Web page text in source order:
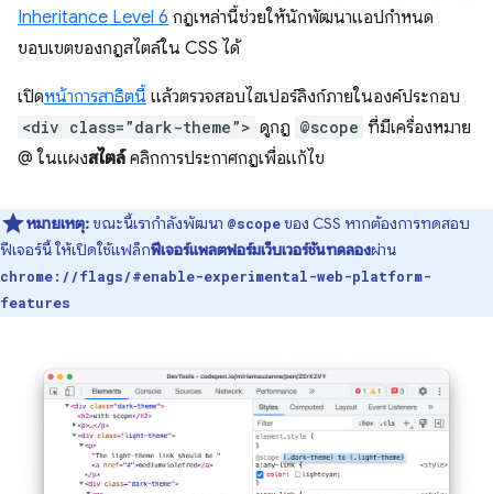
Inheritance Level 6 กฎเหล่านี้ช่วยให้นักพัฒนาแอปกำหนด
ขอบเขตของกฎสไตล์ใน CSS ได้
เปิดหน้าการสาธิตนี้ แล้วตรวจสอบไฮเปอร์ลิงก์ภายในองค์ประกอบ
<div class=”dark-theme”> ดูกฎ @scope ที่มีเครื่องหมาย
@ ในแผงสไตล์คลิกการประกาศกฎเพื่อแก้ไข
หมายเหตุ: ขณะนี้เรากำลังพัฒนา @scope ของ CSS หากต้องการทดสอบ
ฟีเจอร์นี้ ให้เปิดใช้แฟล็กฟีเจอร์แพลตฟอร์มเว็บเวอร์ชันทดลองผ่าน
chrome://flags/#enable-experimental-web-platform-
features